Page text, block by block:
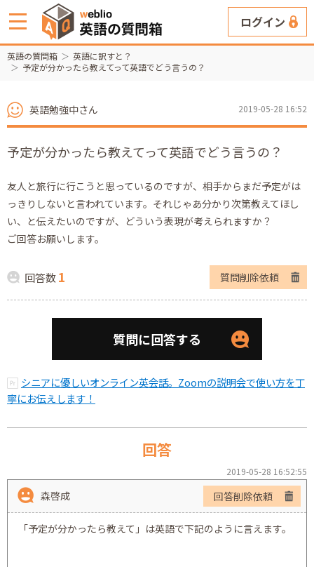
ログイン
英語の質問箱
英語に訳すと？
予定が分かったら教えてって英語でどう言うの？
英語勉強中さん 2019-05-28 16:52
予定が分かったら教えてって英語でどう言うの？
友人と旅行に行こうと思っているのですが、相手からまだ予定がは
っきりしないと言われています。それじゃあ分かり次第教えてほし
い、と伝えたいのですが、どういう表現が考えられますか？
ご回答お願いします。
回答数1 質問削除依頼
質問に回答する
シニアに優しいオンライン英会話。Zoomの説明会で使い方を丁
寧にお伝えします！
回答
2019-05-28 16:52:55
森啓成 回答削除依頼
「予定が分かったら教えて」は英語で下記のように言えます。